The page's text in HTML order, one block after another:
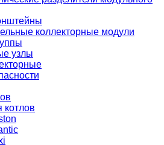
коллекторные модули
узлы
котлов